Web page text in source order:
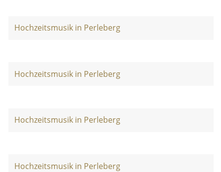
Hochzeitsmusik in Perleberg
Hochzeitsmusik in Perleberg
Hochzeitsmusik in Perleberg
Hochzeitsmusik in Perleberg